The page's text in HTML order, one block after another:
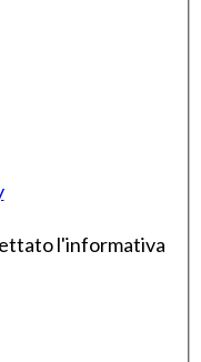
l'informativa